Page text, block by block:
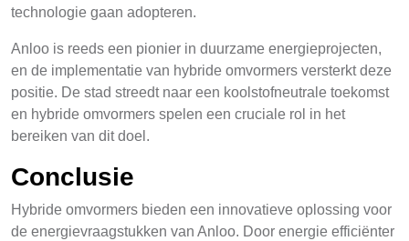
technologie gaan adopteren.
Anloo is reeds een pionier in duurzame energieprojecten,
en de implementatie van hybride omvormers versterkt deze
positie. De stad streedt naar een koolstofneutrale toekomst
en hybride omvormers spelen een cruciale rol in het
bereiken van dit doel.
Conclusie
Hybride omvormers bieden een innovatieve oplossing voor
de energievraagstukken van Anloo. Door energie efficiënter